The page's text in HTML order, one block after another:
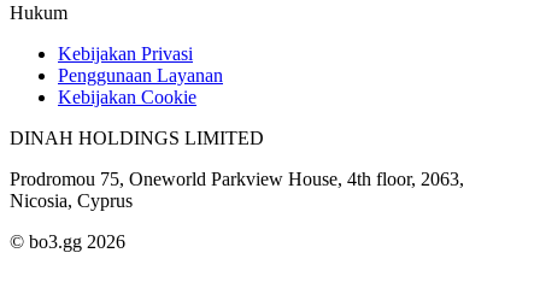
Hukum
Kebijakan Privasi
Penggunaan Layanan
Kebijakan Cookie
DINAH HOLDINGS LIMITED
Prodromou 75, Oneworld Parkview House, 4th floor, 2063,
Nicosia, Cyprus
© bo3.gg 2026